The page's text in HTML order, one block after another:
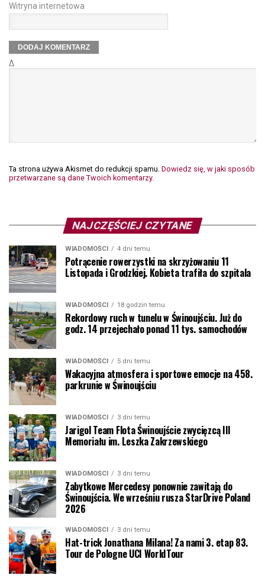
Witryna internetowa
Δ
Ta strona używa Akismet do redukcji spamu. Dowiedz się, w jaki sposób
przetwarzane są dane Twoich komentarzy.
NAJCZĘŚCIEJ CZYTANE
WIADOMOŚCI 4 dni temu
Potrącenie rowerzystki na skrzyżowaniu 11
Listopada i Grodzkiej. Kobieta trafiła do szpitala
WIADOMOŚCI 18 godzin temu
Rekordowy ruch w tunelu w Świnoujściu. Już do
godz. 14 przejechało ponad 11 tys. samochodów
WIADOMOŚCI 5 dni temu
Wakacyjna atmosfera i sportowe emocje na 458.
parkrunie w Świnoujściu
WIADOMOŚCI 3 dni temu
Jarigol Team Flota Świnoujście zwycięzcą III
Memoriału im. Leszka Zakrzewskiego
WIADOMOŚCI 3 dni temu
Zabytkowe Mercedesy ponownie zawitają do
Świnoujścia. We wrześniu rusza StarDrive Poland
2026
WIADOMOŚCI 3 dni temu
Hat-trick Jonathana Milana! Za nami 3. etap 83.
Tour de Pologne UCI WorldTour